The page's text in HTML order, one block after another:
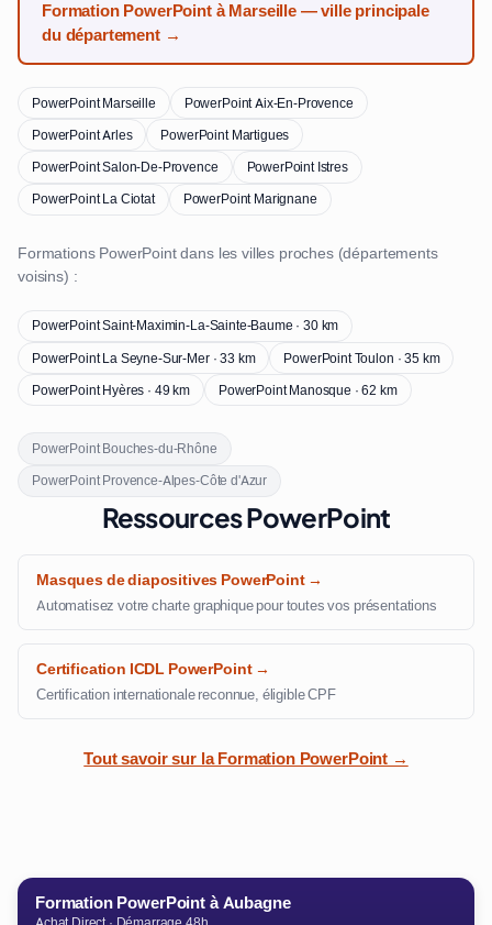
Formation PowerPoint à Marseille — ville principale
du département →
PowerPoint Marseille
PowerPoint Aix-En-Provence
PowerPoint Arles
PowerPoint Martigues
PowerPoint Salon-De-Provence
PowerPoint Istres
PowerPoint La Ciotat
PowerPoint Marignane
Formations PowerPoint dans les villes proches (départements
voisins) :
PowerPoint Saint-Maximin-La-Sainte-Baume · 30 km
PowerPoint La Seyne-Sur-Mer · 33 km
PowerPoint Toulon · 35 km
PowerPoint Hyères · 49 km
PowerPoint Manosque · 62 km
PowerPoint Bouches-du-Rhône
PowerPoint Provence-Alpes-Côte d'Azur
Ressources PowerPoint
Masques de diapositives PowerPoint →
Automatisez votre charte graphique pour toutes vos présentations
Certification ICDL PowerPoint →
Certification internationale reconnue, éligible CPF
Tout savoir sur la Formation PowerPoint →
Formation PowerPoint à Aubagne